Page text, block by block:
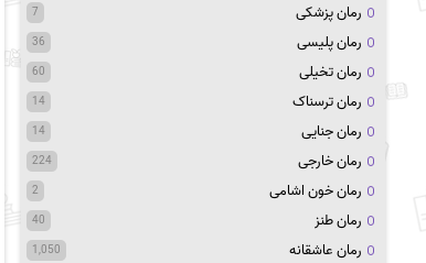
رمان پزشکی 7
رمان پلیسی 36
رمان تخیلی 60
رمان ترسناک 14
رمان جنایی 14
رمان خارجی 224
رمان خون اشامی 2
رمان طنز 40
رمان عاشقانه 1,050